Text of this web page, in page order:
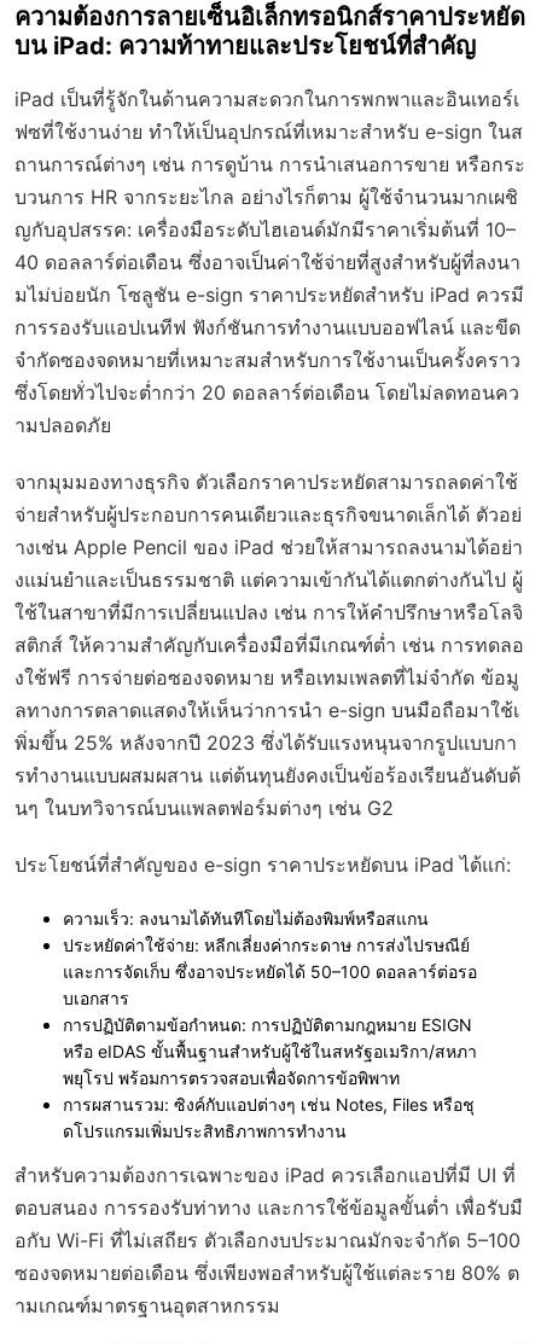
ความต้องการลายเซ็นอิเล็กทรอนิกส์ราคาประหยัด
บน iPad: ความท้าทายและประโยชน์ที่สำคัญ
iPad เป็นที่รู้จักในด้านความสะดวกในการพกพาและอินเทอร์เ
ฟซที่ใช้งานง่าย ทำให้เป็นอุปกรณ์ที่เหมาะสำหรับ e-sign ในส
ถานการณ์ต่างๆ เช่น การดูบ้าน การนำเสนอการขาย หรือกระ
บวนการ HR จากระยะไกล อย่างไรก็ตาม ผู้ใช้จำนวนมากเผชิ
ญกับอุปสรรค: เครื่องมือระดับไฮเอนด์มักมีราคาเริ่มต้นที่ 10–
40 ดอลลาร์ต่อเดือน ซึ่งอาจเป็นค่าใช้จ่ายที่สูงสำหรับผู้ที่ลงนา
มไม่บ่อยนัก โซลูชัน e-sign ราคาประหยัดสำหรับ iPad ควรมี
การรองรับแอปเนทีฟ ฟังก์ชันการทำงานแบบออฟไลน์ และขีด
จำกัดซองจดหมายที่เหมาะสมสำหรับการใช้งานเป็นครั้งคราว
ซึ่งโดยทั่วไปจะต่ำกว่า 20 ดอลลาร์ต่อเดือน โดยไม่ลดทอนคว
ามปลอดภัย
จากมุมมองทางธุรกิจ ตัวเลือกราคาประหยัดสามารถลดค่าใช้
จ่ายสำหรับผู้ประกอบการคนเดียวและธุรกิจขนาดเล็กได้ ตัวอย่
างเช่น Apple Pencil ของ iPad ช่วยให้สามารถลงนามได้อย่า
งแม่นยำและเป็นธรรมชาติ แต่ความเข้ากันได้แตกต่างกันไป ผู้
ใช้ในสาขาที่มีการเปลี่ยนแปลง เช่น การให้คำปรึกษาหรือโลจิ
สติกส์ ให้ความสำคัญกับเครื่องมือที่มีเกณฑ์ต่ำ เช่น การทดลอ
งใช้ฟรี การจ่ายต่อซองจดหมาย หรือเทมเพลตที่ไม่จำกัด ข้อมู
ลทางการตลาดแสดงให้เห็นว่าการนำ e-sign บนมือถือมาใช้เ
พิ่มขึ้น 25% หลังจากปี 2023 ซึ่งได้รับแรงหนุนจากรูปแบบกา
รทำงานแบบผสมผสาน แต่ต้นทุนยังคงเป็นข้อร้องเรียนอันดับต้
นๆ ในบทวิจารณ์บนแพลตฟอร์มต่างๆ เช่น G2
ประโยชน์ที่สำคัญของ e-sign ราคาประหยัดบน iPad ได้แก่:
ความเร็ว: ลงนามได้ทันทีโดยไม่ต้องพิมพ์หรือสแกน
ประหยัดค่าใช้จ่าย: หลีกเลี่ยงค่ากระดาษ การส่งไปรษณีย์
และการจัดเก็บ ซึ่งอาจประหยัดได้ 50–100 ดอลลาร์ต่อรอ
บเอกสาร
การปฏิบัติตามข้อกำหนด: การปฏิบัติตามกฎหมาย ESIGN
หรือ eIDAS ขั้นพื้นฐานสำหรับผู้ใช้ในสหรัฐอเมริกา/สหภา
พยุโรป พร้อมการตรวจสอบเพื่อจัดการข้อพิพาท
การผสานรวม: ซิงค์กับแอปต่างๆ เช่น Notes, Files หรือชุ
ดโปรแกรมเพิ่มประสิทธิภาพการทำงาน
สำหรับความต้องการเฉพาะของ iPad ควรเลือกแอปที่มี UI ที่
ตอบสนอง การรองรับท่าทาง และการใช้ข้อมูลขั้นต่ำ เพื่อรับมื
อกับ Wi-Fi ที่ไม่เสถียร ตัวเลือกงบประมาณมักจะจำกัด 5–100
ซองจดหมายต่อเดือน ซึ่งเพียงพอสำหรับผู้ใช้แต่ละราย 80% ต
ามเกณฑ์มาตรฐานอุตสาหกรรม